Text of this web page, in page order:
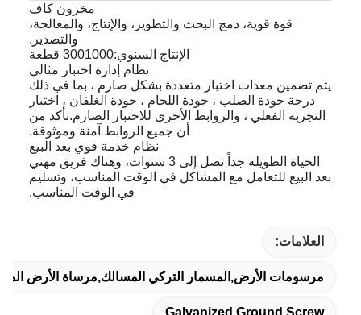
مخزون كاف
قوة قوية، دمج البحث والتطوير، والإنتاج، والمعالجة،
والتصدير.
الإنتاج السنوي:3001000 قطعة
نظام إدارة اختبار مثالي
يتم تضمين معدات اختبار متعددة بشكل صارم ، بما في ذلك
درجة جودة الصلب ، جودة اللحام ، جودة الغلفان ، اختبار
التجربة الفعلي ، والروابط الأخرى للاختبار الصارم.تأكد من
أن جميع الروابط آمنة وموثوقة.
نظام خدمة قوي بعد البيع
الحياة الطويلة جداً تصل إلى 3 سنوات، وهناك فريق مهني
بعد البيع للتعامل مع المشاكل في الوقت المناسب، وتسليم
في الوقت المناسب.
العلامات:
مرسومات الأرض,المسمار التركي المسالك,مرساة الأرض
Galvanized Ground Screw